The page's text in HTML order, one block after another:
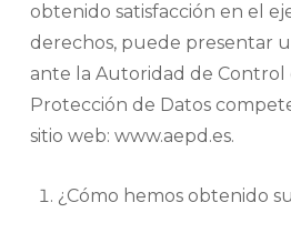
obtenido satisfacción en el
derechos, puede presentar
ante la Autoridad de Control
Protección de Datos
sitio web: www.aepd.es.
¿Cómo hemos obtenido